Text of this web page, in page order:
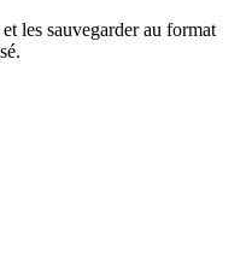
les sauvegarder au format